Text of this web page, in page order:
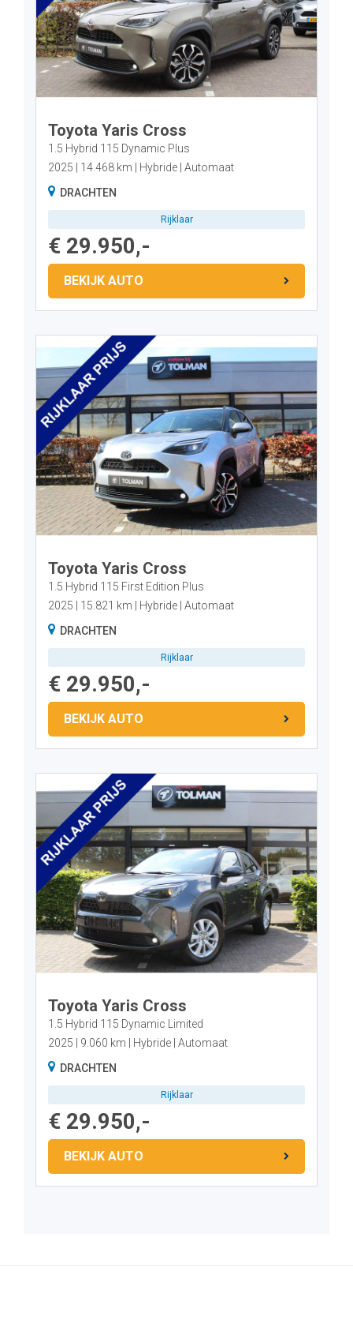
Toyota Yaris Cross
1.5 Hybrid 115 Dynamic Plus
2025
14.468 km Hybride Automaat
DRACHTEN
Rijklaar
€ 29.950,-
BEKIJK AUTO
Toyota Yaris Cross
1.5 Hybrid 115 First Edition Plus
2025
15.821 km Hybride Automaat
DRACHTEN
Rijklaar
€ 29.950,-
BEKIJK AUTO
Toyota Yaris Cross
1.5 Hybrid 115 Dynamic Limited
2025
9.060 km Hybride Automaat
DRACHTEN
Rijklaar
€ 29.950,-
BEKIJK AUTO